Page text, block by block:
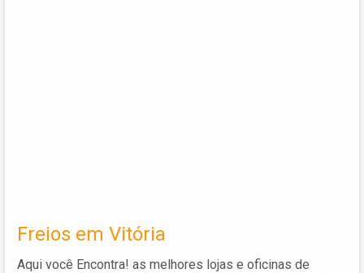
Freios em Vitória
Aqui você Encontra! as melhores lojas e oficinas de